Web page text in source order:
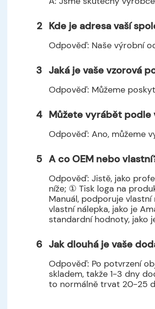
2 Kde je adresa vaší
Odpověď: Naše výrobní
3 Jaká je vaše vzorová
Odpověď: Můžeme
4 Můžete vyrábět podle
Odpověď: Ano, můžeme
5 A co OEM nebo
Odpověď: Jistě, jako
níže; ① Tisk loga na
Manuál, podporuje
vlastní nálepka, jako je
standardní hodnoty, jako
6 Jak dlouhá je vaše
Odpověď: Po potvrzení
skladem, takže 1-3 dny
to normálně trvat 20-25